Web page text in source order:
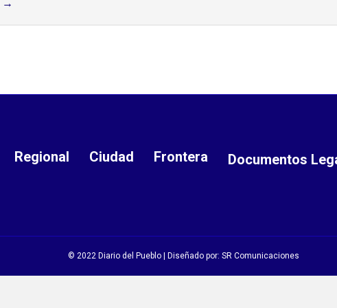
→
Regional Ciudad Frontera Documentos
© 2022 Diario del Pueblo | Diseñado por: SR Comunicaciones